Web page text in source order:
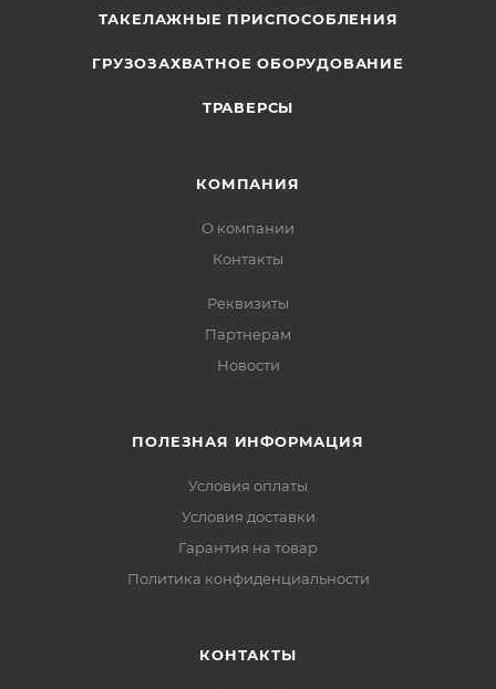
ТАКЕЛАЖНЫЕ ПРИСПОСОБЛЕНИЯ
ГРУЗОЗАХВАТНОЕ ОБОРУДОВАНИЕ
ТРАВЕРСЫ
КОМПАНИЯ
О компании
Контакты
Реквизиты
Партнерам
Новости
ПОЛЕЗНАЯ ИНФОРМАЦИЯ
Условия оплаты
Условия доставки
Гарантия на товар
Политика конфиденциальности
КОНТАКТЫ